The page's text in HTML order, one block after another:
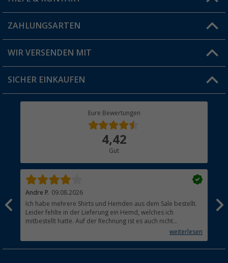
Blog
Jobs & Karriere
FAQ & Kontakt
Versandinformationen
Rücksendung
ZAHLUNGSARTEN
WIR VERSENDEN MIT
SICHER EINKAUFEN
Eure Bewertungen
4,42
Gut
Andre P. 09.08.2026
Ich habe mehrere Shirts und Hemden aus dem Sale bestellt.
Leider fehlte in der Lieferung ein Hemd, welches ich
mitbestellt hatte. Auf der Rechnung ist es auch nicht
aufgetaucht, aber es gab keinen einzigen Hinweis, dass die
weiterlesen